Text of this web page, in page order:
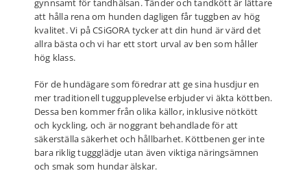
gynnsamt för tandhälsan. Tänder och tandkött är lättare
att hålla rena om hunden dagligen får tuggben av hög
kvalitet. Vi på CSiGORA tycker att din hund är värd det
allra bästa och vi har ett stort urval av ben som håller
hög klass.
För de hundägare som föredrar att ge sina husdjur en
mer traditionell tuggupplevelse erbjuder vi äkta köttben.
Dessa ben kommer från olika källor, inklusive nötkött
och kyckling, och är noggrant behandlade för att
säkerställa säkerhet och hållbarhet. Köttbenen ger inte
bara riklig tuggglädje utan även viktiga näringsämnen
och smak som hundar älskar.